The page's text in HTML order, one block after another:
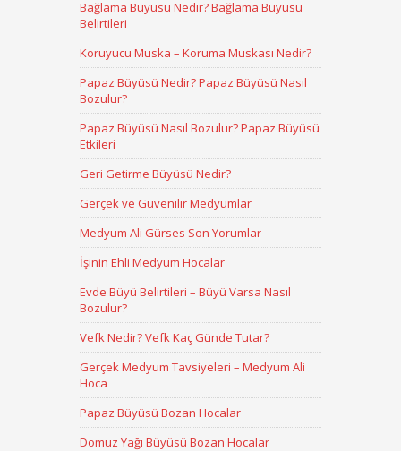
Bağlama Büyüsü Nedir? Bağlama Büyüsü
Belirtileri
Koruyucu Muska – Koruma Muskası Nedir?
Papaz Büyüsü Nedir? Papaz Büyüsü Nasıl
Bozulur?
Papaz Büyüsü Nasıl Bozulur? Papaz Büyüsü
Etkileri
Geri Getirme Büyüsü Nedir?
Gerçek ve Güvenilir Medyumlar
Medyum Ali Gürses Son Yorumlar
İşinin Ehli Medyum Hocalar
Evde Büyü Belirtileri – Büyü Varsa Nasıl
Bozulur?
Vefk Nedir? Vefk Kaç Günde Tutar?
Gerçek Medyum Tavsiyeleri – Medyum Ali
Hoca
Papaz Büyüsü Bozan Hocalar
Domuz Yağı Büyüsü Bozan Hocalar